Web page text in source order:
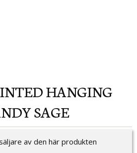
SAGE
av den här produkten